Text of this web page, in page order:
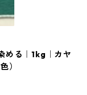
める｜1kg｜カヤ
）